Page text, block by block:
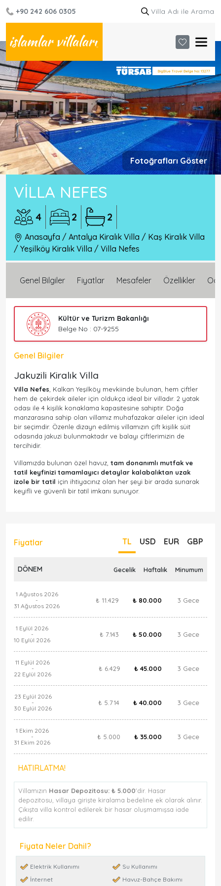
+90 242 606 0305
Fotoğrafları Göster
VILLA NEFES
4 2 2
Anasayfa / Antalya Kiralık Villa / Kaş Kiralık Villa
/ Yeşilköy Kiralık Villa / Villa Nefes
Genel Bilgiler Fiyatlar Mesafeler Özellikler
Kültür ve Turizm Bakanlığı
Belge No : 07-9255
Genel Bilgiler
Jakuzili Kiralık Villa
Villa Nefes , Kalkan Yeşilköy mevkiinde bulunan, hem çiftler
hem de çekirdek aileler için oldukça ideal bir villadır. 2 yatak
odası ile 4 kişilik konaklama kapasitesine sahiptir. Doğa
manzarasına sahip olan villamız muhafazakar aileler için ideal
bir seçimdir. Özenle dizayn edilmiş villamızın çift kişilik süit
odasında jakuzi bulunmaktadır ve balayı çiftlerimizin de
tercihidir.
Villamızda bulunan özel havuz, tam donanımlı mutfak ve
tatil keyfinizi tamamlayıcı detaylar kalabalıktan uzak
izole bir tatil için ihtiyacınız olan her şeyi bir arada sunarak
keyifli ve güvenli bir tatil imkanı sunuyor.
Fiyatlar TL USD EUR GBP
DÖNEM Gecelik Haftalık Minumum
1 Ağustos 2026
-
31 Ağustos 2026
₺ 11.429 ₺ 80.000 3 Gece
1 Eylül 2026
-
10 Eylül 2026
₺ 7.143 ₺ 50.000 3 Gece
11 Eylül 2026
-
22 Eylül 2026
₺ 6.429 ₺ 45.000 3 Gece
23 Eylül 2026
-
30 Eylül 2026
₺ 5.714 ₺ 40.000 3 Gece
1 Ekim 2026
-
31 Ekim 2026
₺ 5.000 ₺ 35.000 3 Gece
HATIRLATMA!
Villamızın Hasar Depozitosu: ₺ 5.000'dir. Hasar
depozitosu, villaya girişte kiralama bedeline ek olarak alınır.
Çıkışta villa kontrol edilerek bir hasar oluşmamışsa iade
edilir.
Fiyata Neler Dahil?
Elektrik Kullanımı
Su Kullanımı
İnternet
Havuz-Bahçe Bakımı